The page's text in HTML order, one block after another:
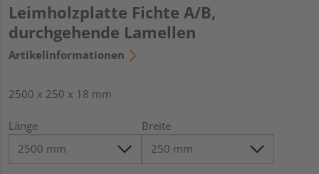
Leimholzplatte Fichte A/B,
durchgehende Lamellen
Artikelinformationen
2500 x 250 x 18 mm
Länge Breite